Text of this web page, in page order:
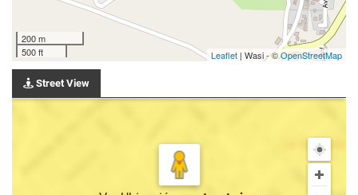
200 m
500 ft
Leaflet | Wasi - ©OpenStreetMap
Street View